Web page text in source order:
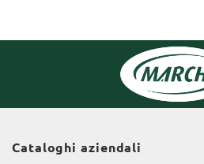
Cataloghi aziendali